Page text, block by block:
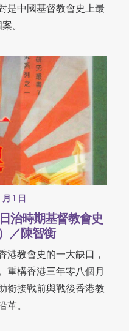
是中國基督教會史上最
。
1 日
治時期基督教會史
／陳智衡
港教會史的一大缺口，
重構香港三年零八個月
銜接戰前與戰後香港教
。